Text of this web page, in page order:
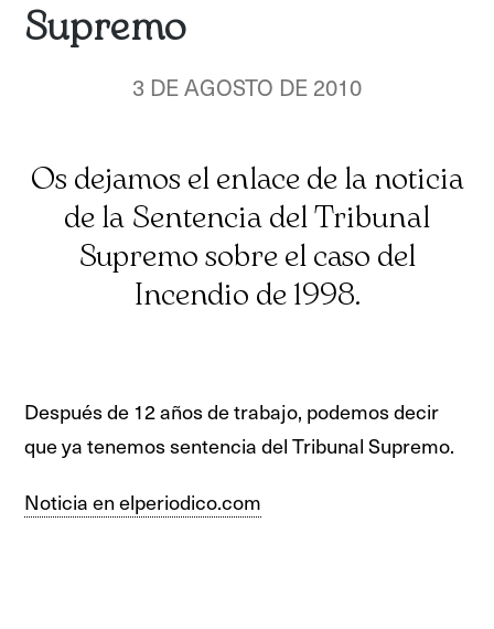
Supremo
3 DE AGOSTO DE 2010
Os dejamos el enlace de la noticia
de la Sentencia del Tribunal
Supremo sobre el caso del
Incendio de 1998.
Después de 12 años de trabajo, podemos decir
que ya tenemos sentencia del Tribunal Supremo.
Noticia en elperiodico.com